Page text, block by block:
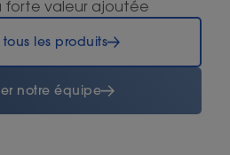
forte valeur ajoutée
tous les produits
notre équipe